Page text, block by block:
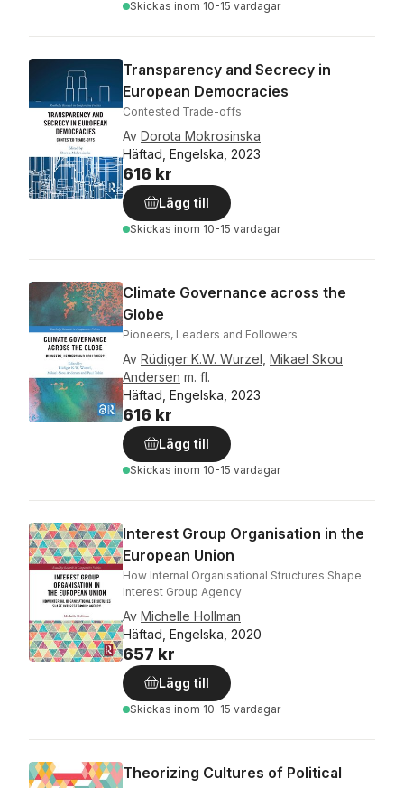
Skickas inom 10-15 vardagar
Transparency and Secrecy in
European Democracies
Contested Trade-offs
Av Dorota Mokrosinska
Häftad, Engelska, 2023
616 kr
Lägg till
Skickas inom 10-15 vardagar
Climate Governance across the
Globe
Pioneers, Leaders and Followers
Av Rüdiger K.W. Wurzel Mikael Skou
Andersen m. fl.
Häftad, Engelska, 2023
616 kr
Lägg till
Skickas inom 10-15 vardagar
Interest Group Organisation in the
European Union
How Internal Organisational Structures Shape
Interest Group Agency
Av Michelle Hollman
Häftad, Engelska, 2020
657 kr
Lägg till
Skickas inom 10-15 vardagar
Theorizing Cultures of Political